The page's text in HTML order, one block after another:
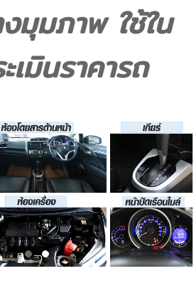
มุมภาพ ใช้ใน
เมินราคารถ